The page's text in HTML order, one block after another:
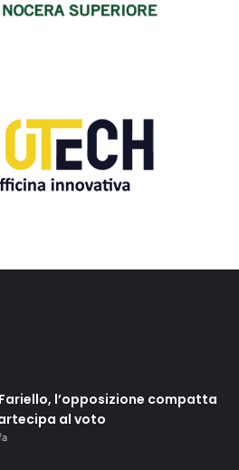
l’opposizione compatta
al voto